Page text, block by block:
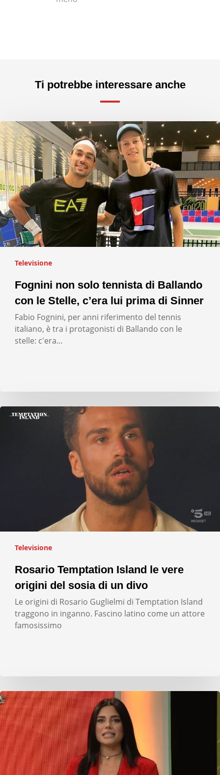
Ti potrebbe interessare anche
Televisione
Fognini non solo tennista di Ballando
con le Stelle, c’era lui prima di Sinner
Fabio Fognini, per anni riferimento del tennis
italiano, è tra i protagonisti di Ballando con le
stelle: c'era…
Televisione
Rosario Temptation Island le vere
origini del sosia di un divo
Le origini di Rosario Guglielmi di Temptation Island
traggono in inganno. Fascino latino come un attore
famosissimo